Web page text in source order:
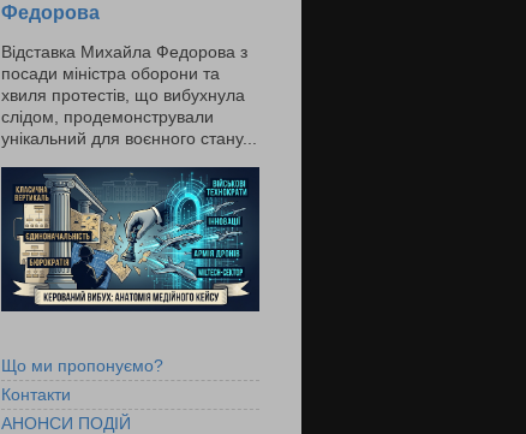
Федорова
Відставка Михайла Федорова з
посади міністра оборони та
хвиля протестів, що вибухнула
слідом, продемонстрували
унікальний для воєнного стану...
Що ми пропонуємо?
Контакти
АНОНСИ ПОДІЙ